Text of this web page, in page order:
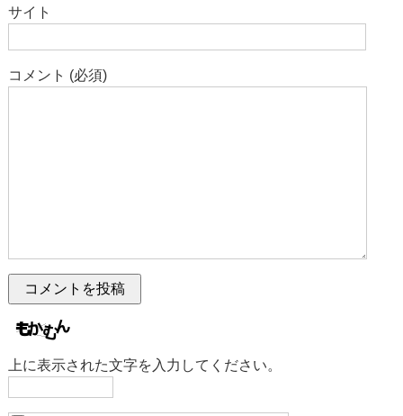
サイト
コメント (必須)
上に表示された文字を入力してください。